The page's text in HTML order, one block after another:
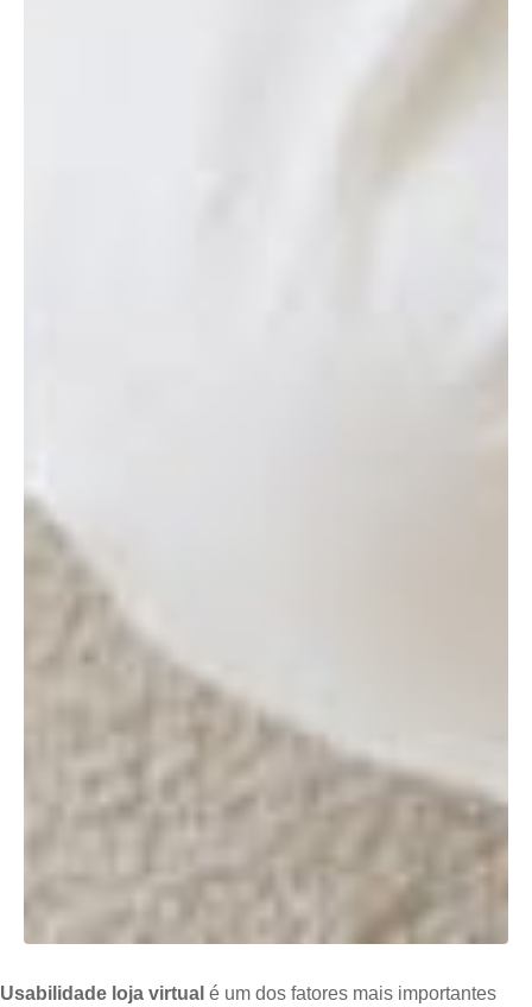
Usabilidade loja virtual é um dos fatores mais importantes